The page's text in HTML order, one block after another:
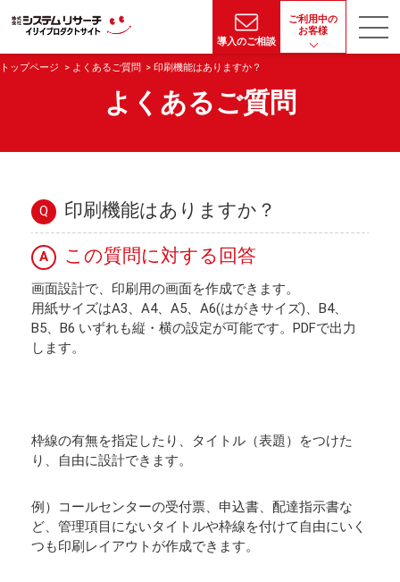
導入のご相談
ご利用中の
お客様
トップページ よくあるご質問 印刷機能はありますか？
よくあるご質問
Q 印刷機能はありますか？
A この質問に対する回答
画面設計で、印刷用の画面を作成できます。
用紙サイズはA3、A4、A5、A6(はがきサイズ)、B4、
B5、B6 いずれも縦・横の設定が可能です。PDFで出力
します。
枠線の有無を指定したり、タイトル（表題）をつけた
り、自由に設計できます。
例）コールセンターの受付票、申込書、配達指示書な
ど、管理項目にないタイトルや枠線を付けて自由にいく
つも印刷レイアウトが作成できます。